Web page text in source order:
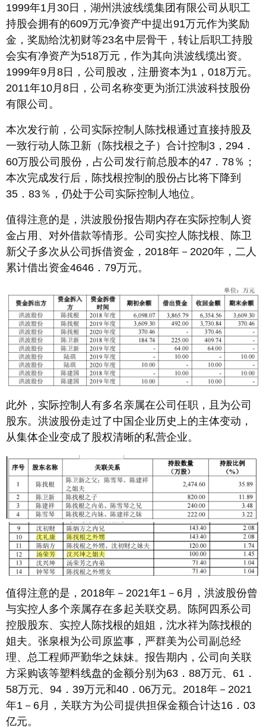
1999年1月30日，湖州洪波线缆集团有限公司从职工
持股会拥有的609万元净资产中提出91万元作为奖励
金，奖励给沈初财等23名中层骨干，转让后职工持股
会实有净资产为518万元，作为其向洪波线缆出资。
1999年9月8日，公司股改，注册资本为1，018万元。
2011年10月8日，公司名称变更为浙江洪波科技股份
有限公司。
本次发行前，公司实际控制人陈找根通过直接持股及
一致行动人陈卫新（陈找根之子）合计控制3，294．
60万股公司股份，占公司发行前总股本的47．78％；
本次完成发行后，陈找根控制的股份占比将下降到
35．83％，仍处于公司实际控制人地位。
值得注意的是，洪波股份报告期内存在实际控制人资
金占用、对外借款等情形。公司实控人陈找根、陈卫
新父子多次从公司拆借资金，2018年－2020年，二人
累计借出资金4646．79万元。
此外，实际控制人有多名亲属在公司任职，且为公司
股东。洪波股份走过了中国企业历史上的主体变动，
从集体企业变成了股权清晰的私营企业。
值得注意的是，2018年－2021年1－6月，洪波股份曾
与实控人多个亲属存在多起关联交易。陈阿四系公司
控股股东、实控人陈找根的姐姐，沈水祥为陈找根的
姐夫。张泉根为公司原监事，严群美为公司副总经
理、总工程师严勤华之妹妹。报告期内，公司向关联
方采购该等塑料线盘的金额分别为63．88万元、61．
58万元、94．39万元和40．06万元。2018年－2021
年1－6月，关联方为公司提供担保金额合计达16．03
亿元。